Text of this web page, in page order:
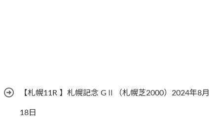
【札幌11R 】札幌記念 GⅡ（札幌芝2000）2024年8月
18日